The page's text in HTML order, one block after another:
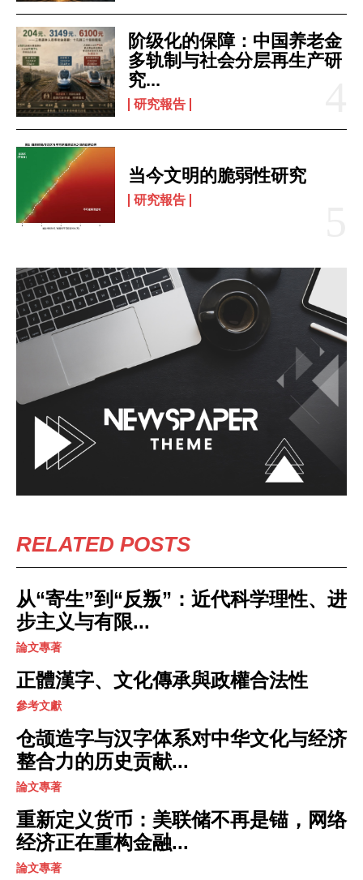
阶级化的保障：中国养老金
多轨制与社会分层再生产研
究...
研究報告
当今文明的脆弱性研究
研究報告
RELATED POSTS
从“寄生”到“反叛”：近代科学理性、进
步主义与有限...
論文專著
正體漢字、文化傳承與政權合法性
參考文獻
仓颉造字与汉字体系对中华文化与经济
整合力的历史贡献...
論文專著
重新定义货币：美联储不再是锚，网络
经济正在重构金融...
論文專著